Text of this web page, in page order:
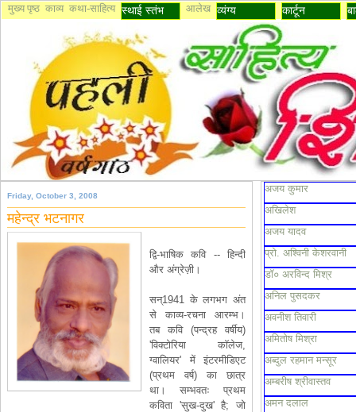
मुख्य पृष्ठ काव्य कथा-साहित्य स्थाई स्तंभ आलेख व्यंग्य कार्टून
Friday, October 3, 2008
महेन्द्र भटनागर
द्वि-भाषिक कवि -- हिन्दी
और अंग्रेज़ी।
सन्1941 के लगभग अंत
से काव्य-रचना आरम्भ।
तब कवि (पन्द्रह वर्षीय)
'विक्टोरिया कॉलेज,
ग्वालियर' में इंटरमीडिएट
(प्रथम वर्ष) का छात्र
था। सम्भवतः प्रथम
कविता 'सुख-दुख' है; जो
अजय कुमार
अखिलेश
अजय यादव
प्रो. अश्विनी केशरवानी
डॉ० अरविन्द मिश्र
अनिल पुसदकर
अवनीश तिवारी
अमितोष मिश्रा
अब्दुल रहमान मन्सूर
अम्बरीष श्रीवास्तव
अमन दलाल